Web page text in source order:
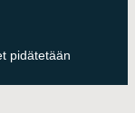
pidätetään